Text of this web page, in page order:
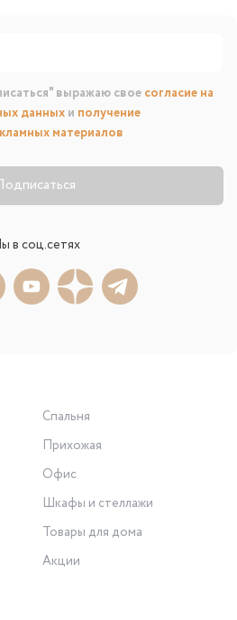
выражаю свое согласие на
данных и получение
материалов
в соц.сетях
Спальня
Прихожая
Офис
Шкафы и стеллажи
Товары для дома
Акции